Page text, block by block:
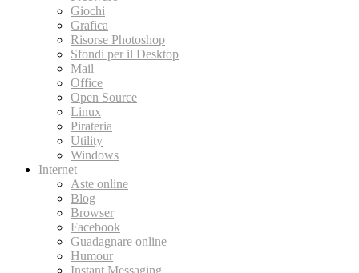
Giochi
Grafica
Risorse Photoshop
Sfondi per il Desktop
Mail
Office
Open Source
Linux
Pirateria
Utility
Windows
Internet
Aste online
Blog
Browser
Facebook
Guadagnare online
Humour
Instant Messaging